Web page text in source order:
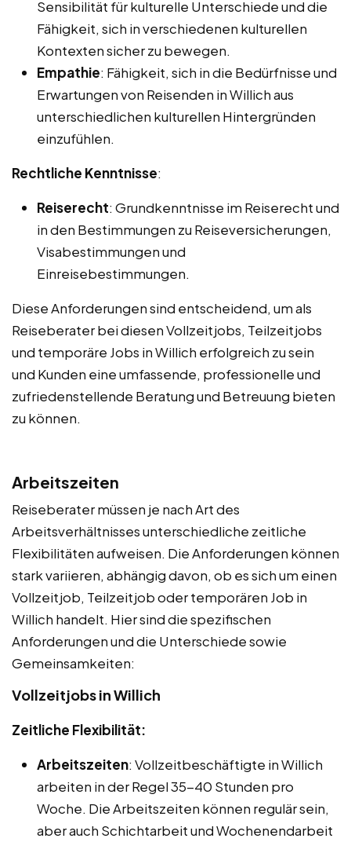
Sensibilität für kulturelle Unterschiede und die
Fähigkeit, sich in verschiedenen kulturellen
Kontexten sicher zu bewegen.
Empathie: Fähigkeit, sich in die Bedürfnisse und
Erwartungen von Reisenden in Willich aus
unterschiedlichen kulturellen Hintergründen
einzufühlen.
Rechtliche Kenntnisse:
Reiserecht: Grundkenntnisse im Reiserecht und
in den Bestimmungen zu Reiseversicherungen,
Visabestimmungen und
Einreisebestimmungen.
Diese Anforderungen sind entscheidend, um als
Reiseberater bei diesen Vollzeitjobs, Teilzeitjobs
und temporäre Jobs in Willich erfolgreich zu sein
und Kunden eine umfassende, professionelle und
zufriedenstellende Beratung und Betreuung bieten
zu können.
Arbeitszeiten
Reiseberater müssen je nach Art des
Arbeitsverhältnisses unterschiedliche zeitliche
Flexibilitäten aufweisen. Die Anforderungen können
stark variieren, abhängig davon, ob es sich um einen
Vollzeitjob, Teilzeitjob oder temporären Job in
Willich handelt. Hier sind die spezifischen
Anforderungen und die Unterschiede sowie
Gemeinsamkeiten:
Vollzeitjobs in Willich
Zeitliche Flexibilität:
Arbeitszeiten: Vollzeitbeschäftigte in Willich
arbeiten in der Regel 35-40 Stunden pro
Woche. Die Arbeitszeiten können regulär sein,
aber auch Schichtarbeit und Wochenendarbeit